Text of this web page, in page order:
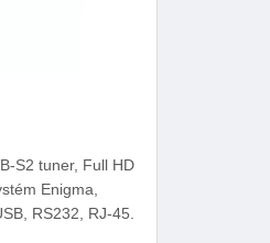
S2 tuner, Full HD
Enigma,
RS232, RJ-45.